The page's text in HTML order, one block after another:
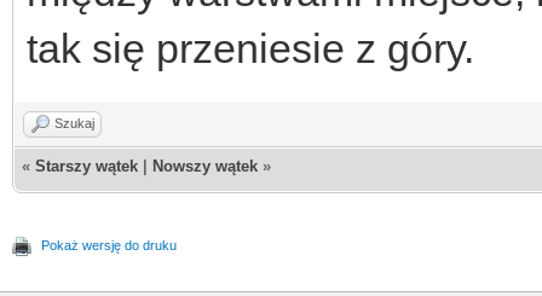
tak się przeniesie z góry.
Szukaj
« Starszy wątek Nowszy wątek »
Pokaż wersję do druku